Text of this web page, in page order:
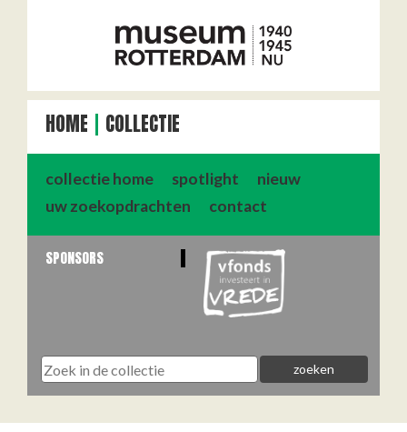
HOME COLLECTIE
collectie home spotlight
nieuw
uw zoekopdrachten
contact
SPONSORS